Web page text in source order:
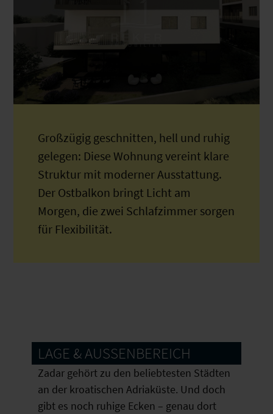
Großzügig geschnitten, hell und ruhig
gelegen: Diese Wohnung vereint klare
Struktur mit moderner Ausstattung.
Der Ostbalkon bringt Licht am
Morgen, die zwei Schlafzimmer sorgen
für Flexibilität.
LAGE & AUSSENBEREICH
Zadar gehört zu den beliebtesten Städten
an der kroatischen Adriaküste. Und doch
gibt es noch ruhige Ecken – genau dort